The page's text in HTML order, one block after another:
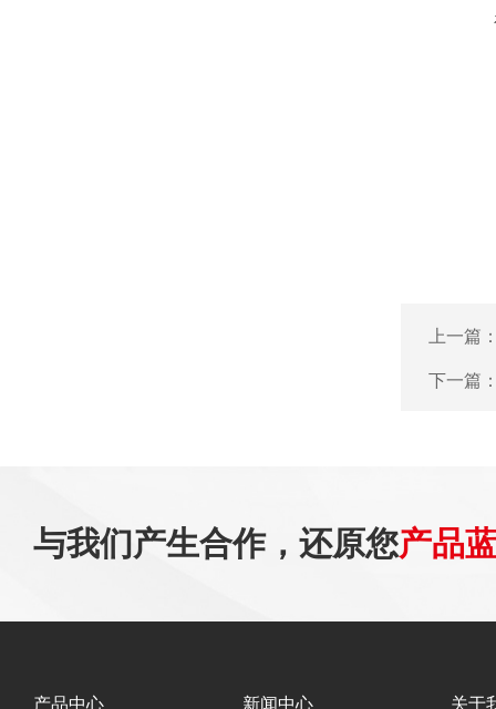
上一篇
下一篇
与我们产生合作，还原您产品
产品中心 新闻中心 关于